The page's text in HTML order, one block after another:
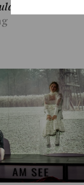
Grossenbacher